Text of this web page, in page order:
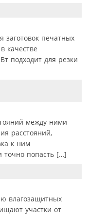
заготовок печатных
качестве
подходит для резки
между ними
расстояний,
к ним
точно попасть […]
влагозащитных
участки от